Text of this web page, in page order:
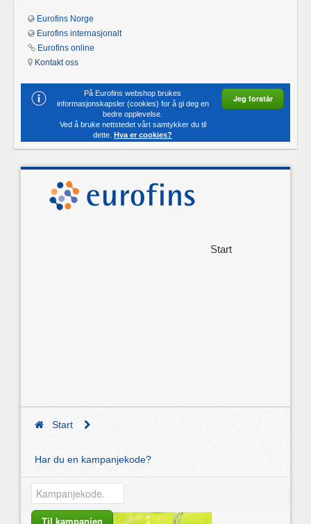
Eurofins Norge
Eurofins internasjonalt
Eurofins online
Kontakt oss
På Eurofins webshop brukes
informasjonskapsler (cookies) for å gi deg en
bedre opplevelse.
Ved å bruke nettstedet vårt samtykker du til
dette.Hva er cookies?
Jeg forstår
Start
Start
Har du en kampanjekode?
Til kampanjen